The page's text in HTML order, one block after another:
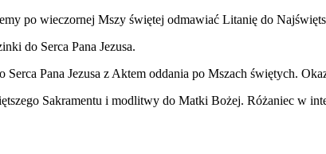
po wieczornej Mszy świętej odmawiać Litanię do
do Serca Pana Jezusa.
Pana Jezusa z Aktem oddania po Mszach świętych.
Sakramentu i modlitwy do Matki Bożej. Różaniec w